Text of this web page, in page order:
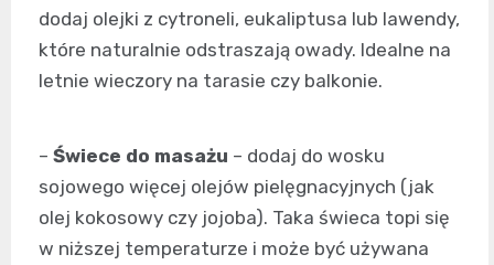
dodaj olejki z cytroneli, eukaliptusa lub lawendy,
które naturalnie odstraszają owady. Idealne na
letnie wieczory na tarasie czy balkonie.
– Świece do masażu – dodaj do wosku
sojowego więcej olejów pielęgnacyjnych (jak
olej kokosowy czy jojoba). Taka świeca topi się
w niższej temperaturze i może być używana